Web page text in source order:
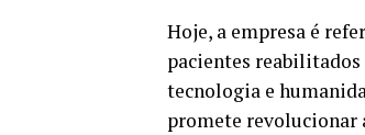
Hoje, a empresa é
pacientes
tecnologia e
promete revolucionar